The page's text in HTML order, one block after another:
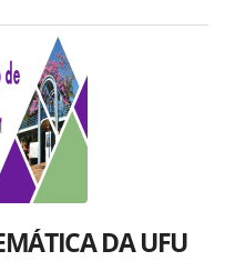
DA UFU